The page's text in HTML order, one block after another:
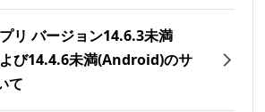
リ バージョン14.6.3未満
び14.4.6未満(Android)のサ
て